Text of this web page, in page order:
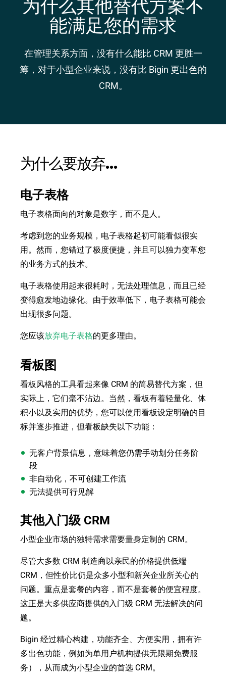
为什么其他替代方案不
能满足您的需求
在管理关系方面，没有什么能比 CRM 更胜一
筹，对于小型企业来说，没有比 Bigin 更出色的
CRM。
为什么要放弃...
电子表格
电子表格面向的对象是数字，而不是人。
考虑到您的业务规模，电子表格起初可能看似很实
用。然而，您错过了极度便捷，并且可以独力变革您
的业务方式的技术。
电子表格使用起来很耗时，无法处理信息，而且已经
变得愈发地边缘化。由于效率低下，电子表格可能会
出现很多问题。
您应该放弃电子表格的更多理由。
看板图
看板风格的工具看起来像 CRM 的简易替代方案，但
实际上，它们毫不沾边。当然，看板有着轻量化、体
积小以及实用的优势，您可以使用看板设定明确的目
标并逐步推进，但看板缺失以下功能：
无客户背景信息，意味着您仍需手动划分任务阶
段
非自动化，不可创建工作流
无法提供可行见解
其他入门级 CRM
小型企业市场的独特需求需要量身定制的 CRM。
尽管大多数 CRM 制造商以亲民的价格提供低端
CRM，但性价比仍是众多小型和新兴企业所关心的
问题。重点是套餐的内容，而不是套餐的便宜程度。
这正是大多供应商提供的入门级 CRM 无法解决的问
题。
Bigin 经过精心构建，功能齐全、方便实用，拥有许
多出色功能，例如为单用户机构提供无限期免费服
务），从而成为小型企业的首选 CRM。